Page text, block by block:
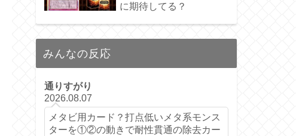
に期待してる？
みんなの反応
通りすがり
2026.08.07
メタビ用カード？打点低いメタ系モンス
ターを①②の動きで耐性貫通の除去カー